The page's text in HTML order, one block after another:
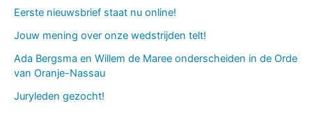
Eerste nieuwsbrief staat nu online!
Jouw mening over onze wedstrijden telt!
Ada Bergsma en Willem de Maree onderscheiden in de Orde
van Oranje-Nassau
Juryleden gezocht!